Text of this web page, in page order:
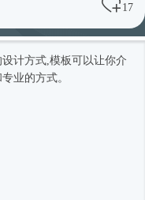
17
设计方式,模板可以让你介
业的方式。